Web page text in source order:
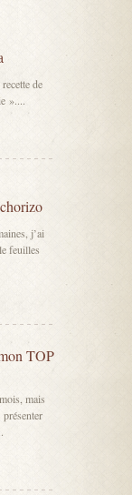
de
»....
j’ai
feuilles
TOP
mais